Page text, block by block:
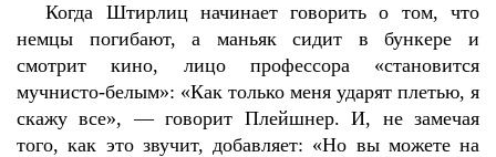
Когда Штирлиц начинает говорить о том, что
немцы погибают, а маньяк сидит в бункере и
смотрит кино, лицо профессора «становится
мучнисто-белым»: «Как только меня ударят плетью, я
скажу все», — говорит Плейшнер. И, не замечая
того, как это звучит, добавляет: «Но вы можете на